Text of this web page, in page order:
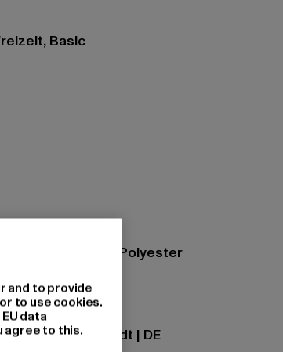
Basic
Baumwolle, 30% Polyester
|info@tbint.de
Ober-Ramstadt | DE
and to provide
to use cookies.
data
agree to this.